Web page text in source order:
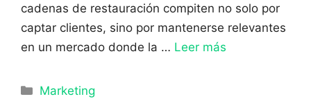
cadenas de restauración compiten no solo por
captar clientes, sino por mantenerse relevantes
en un mercado donde la … Leer más
Categorías
Marketing